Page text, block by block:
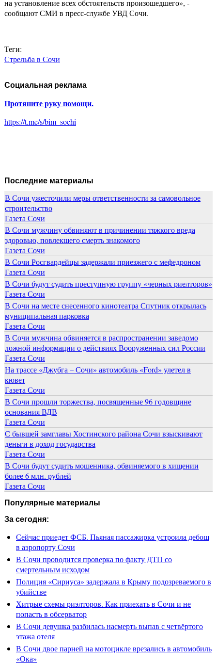
на установление всех обстоятельств произошедшего», -
сообщают СМИ в пресс-службе УВД Сочи.
Теги:
Стрельба в Сочи
Социальная реклама
Протяните руку помощи.
https://t.me/s/bim_sochi
Последние материалы
В Сочи ужесточили меры ответственности за самовольное
строительство
Газета Сочи
В Сочи мужчину обвиняют в причинении тяжкого вреда
здоровью, повлекшего смерть знакомого
Газета Сочи
В Сочи Росгвардейцы задержали приезжего с мефедроном
Газета Сочи
В Сочи будут судить преступную группу «черных риелторов»
Газета Сочи
В Сочи на месте снесенного кинотеатра Спутник открылась
муниципальная парковка
Газета Сочи
В Сочи мужчина обвиняется в распространении заведомо
ложной информации о действиях Вооруженных сил России
Газета Сочи
На трассе «Джубга – Сочи» автомобиль «Ford» улетел в
кювет
Газета Сочи
В Сочи прошли торжества, посвященные 96 годовщине
основания ВДВ
Газета Сочи
С бывшей замглавы Хостинского района Сочи взыскивают
деньги в доход государства
Газета Сочи
В Сочи будут судить мошенника, обвиняемого в хищении
более 6 млн. рублей
Газета Сочи
Популярные материалы
За сегодня:
Сейчас приедет ФСБ. Пьяная пассажирка устроила дебош
в аэропорту Сочи
В Сочи проводится проверка по факту ДТП со
смертельным исходом
Полиция «Сириуса» задержала в Крыму подозреваемого в
убийстве
Хитрые схемы риэлторов. Как приехать в Сочи и не
попасть в обсерватор
В Сочи девушка разбилась насмерть выпав с четвёртого
этажа отеля
В Сочи двое парней на мотоцикле врезались в автомобиль
«Ока»